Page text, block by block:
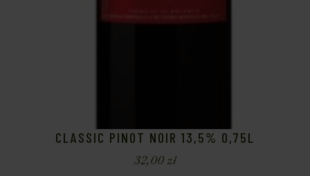
CLASSIC PINOT NOIR 13,5% 0,75L
32,00zł